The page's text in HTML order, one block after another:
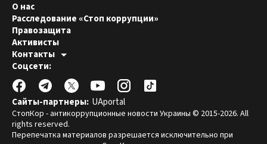
Сайты-партнеры: UAportal
СтопКор - антикоррупционные новости Украины © 2015-2026. All
rights reserved.
Перепечатка материалов разрешается исключительно при
О нас
Расследование «Стоп коррупции»
Правозащита
Активисты
Контакты
Горячая линия:
Редакция СтопКора:
stopcor.org@gmail.com
Юристы:
law@stopcor.org
Правозащитники:
Журналисты-расследователи: media@stopcor.org
Соцсети: